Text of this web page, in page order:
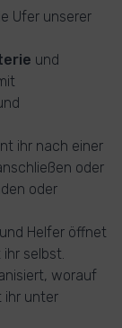
Ufer unserer
und
ihr nach einer
oder
oder
Helfer öffnet
selbst.
worauf
ihr unter